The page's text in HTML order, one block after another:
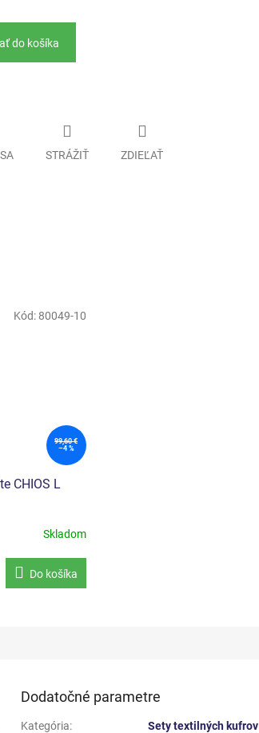
do košíka
STRÁŽIŤ ZDIEĽAŤ
99,60 €
–4 %
CHIOS L
Skladom
Do košíka
Kód: 80049-10
Dodatočné parametre
Kategória:
Sety textilných kufrov